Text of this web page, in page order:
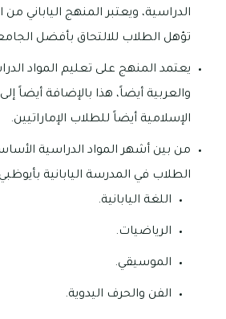
الدراسية، ويعتبر المنهج الياباني من
تؤهل الطلاب للالتحاق بأفضل
يعتمد المنهج على تعليم المواد
والعربية أيضاً، هذا بالإضافة أيضاً
الإسلامية أيضاً للطلاب الإماراتيين.
من بين أشهر المواد الدراسية
الطلاب في المدرسة اليابانية
اللغة اليابانية.
الرياضيات.
الموسيقي.
الفن والحرف اليدوية.